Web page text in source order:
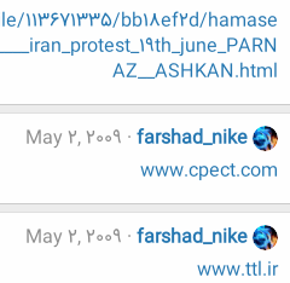
113671335/bb18ef2d/hamase
AZ__ASHKAN.html
farshad_nike
May 2, 2009
www.cpect.com
farshad_nike
May 2, 2009
www.ttl.ir